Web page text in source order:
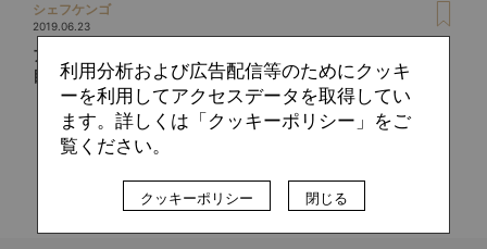
シェフケンゴ
2019.06.23
アフリカネーションズカップ開幕！ ベルギーリーグ所属の注
目選手7人
利用分析および広告配信等のためにクッキ
ーを利用してアクセスデータを取得してい
ます。詳しくは「クッキーポリシー」をご
覧ください。
クッキーポリシー 閉じる